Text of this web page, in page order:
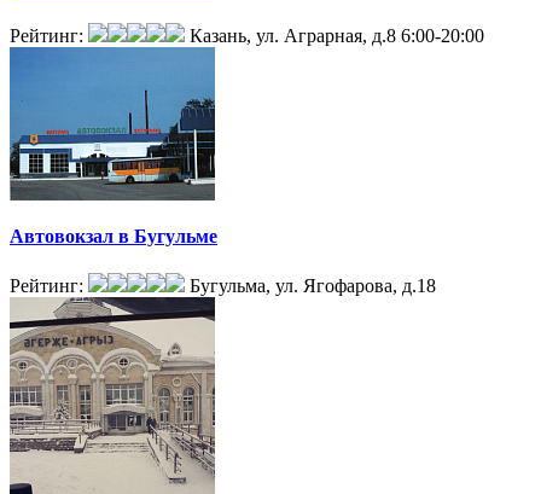
Рейтинг: Казань, ул. Аграрная, д.8 6:00-20:00
Автовокзал в Бугульме
Рейтинг: Бугульма, ул. Ягофарова, д.18